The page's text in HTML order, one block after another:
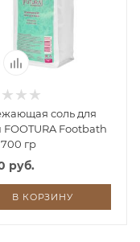
соль для
FOOTURA Footbath
гр
руб.
В КОРЗИНУ